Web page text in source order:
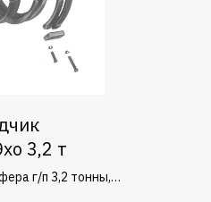
3,2 т
г/п 3,2 тонны,